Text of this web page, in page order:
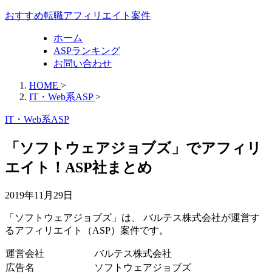
おすすめ転職アフィリエイト案件
ホーム
ASPランキング
お問い合わせ
HOME >
IT・Web系ASP >
IT・Web系ASP
「ソフトウェアジョブズ」でアフィリ
エイト！ASP社まとめ
2019年11月29日
「ソフトウェアジョブズ」は、 バルテス株式会社が運営す
るアフィリエイト（ASP）案件です。
運営会社
バルテス株式会社
広告名
ソフトウェアジョブズ